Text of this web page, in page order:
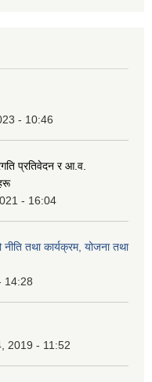
- 10:46
प्रतिवेदन र आ.व.
- 16:04
तथा कार्यक्रम, योजना तथा
14:28
2019 - 11:52